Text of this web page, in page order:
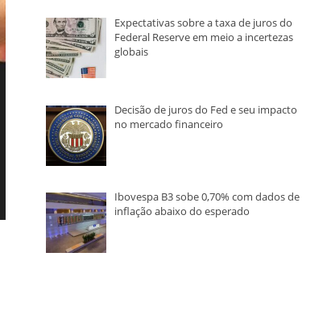
Expectativas sobre a taxa de juros do
Federal Reserve em meio a incertezas
globais
Decisão de juros do Fed e seu impacto
no mercado financeiro
Ibovespa B3 sobe 0,70% com dados de
inflação abaixo do esperado